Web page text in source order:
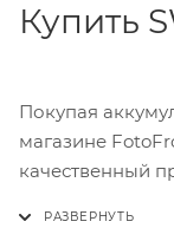
Купить
Покупая
магазине
качественный